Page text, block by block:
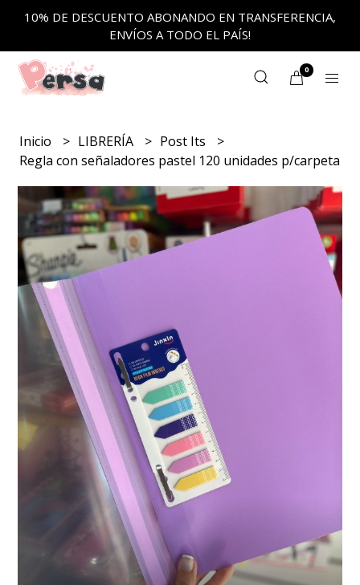
10% DE DESCUENTO ABONANDO EN TRANSFERENCIA,
ENVÍOS A TODO EL PAÍS!
0
Inicio LIBRERÍA
Post Its
Regla con señaladores pastel 120 unidades p/carpeta